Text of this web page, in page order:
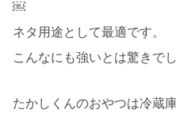
￼
ネタ用途として最適です。
こんなにも強いとは驚きでし
たかしくんのおやつは冷蔵